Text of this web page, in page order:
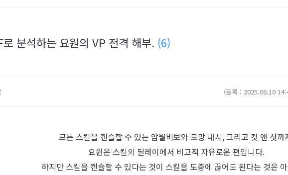
분석하는 요원의 VP 전격 해부. (6)
(등록 : 2025.06.10
모든 스킬을 캔슬할 수 있는 암월비보와 로망 대시, 그리고 컷 앤 샷까
요원은 스킬의 딜레이에서 비교적 자유로운 편입니다.
하지만 스킬을 캔슬할 수 있다는 것이 스킬을 도중에 끊어도 된다는 것은